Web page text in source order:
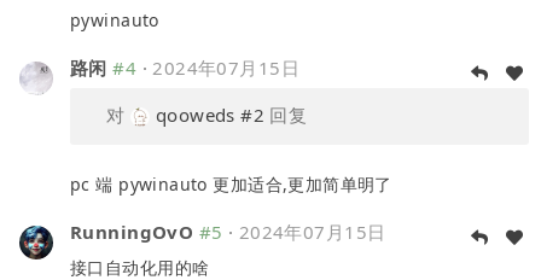
pywinauto
路闲 #4 · 2024年07月15日
对
qooweds #2 回复
pc 端 pywinauto 更加适合,更加简单明了
RunningOvO #5 · 2024年07月15日
接口自动化用的啥